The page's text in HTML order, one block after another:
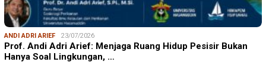
ANDI ADRI ARIEF 23/07/2026
Prof. Andi Adri Arief: Menjaga Ruang Hidup Pesisir Bukan
Hanya Soal Lingkungan, …